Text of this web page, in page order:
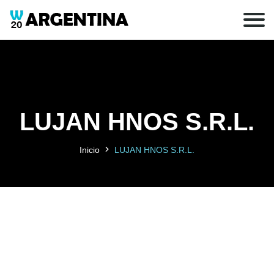
LUJAN HNOS S.R.L.
Inicio LUJAN HNOS S.R.L.